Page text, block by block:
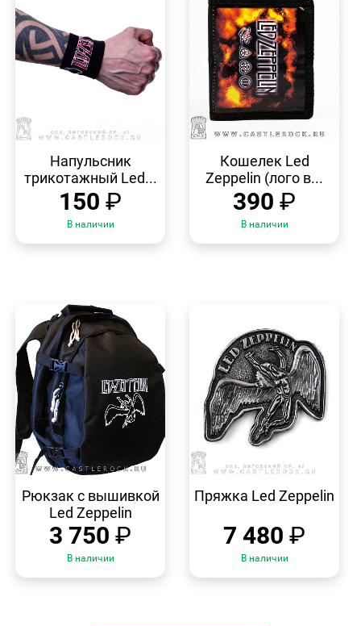
ПРОСМОТР
Напульсник
трикотажный Led...
150 ₽
В наличии
ПРОСМОТР
Кошелек Led
Zeppelin (лого в...
390 ₽
В наличии
ПРОСМОТР
Рюкзак с вышивкой
Led Zeppelin
3 750 ₽
В наличии
ПРОСМОТР
Пряжка Led Zeppelin
7 480 ₽
В наличии